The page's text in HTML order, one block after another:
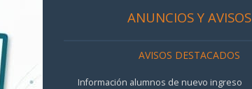
ANUNCIOS Y AVISOS
AVISOS DESTACADOS
Información alumnos de nuevo ingreso